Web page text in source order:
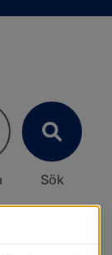
Sök